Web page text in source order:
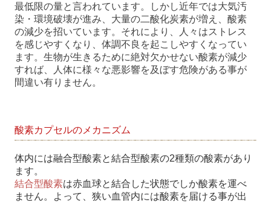
最低限の量と言われています。しかし近年では大気汚
染・環境破壊が進み、大量の二酸化炭素が増え、酸素
の減少を招いています。それにより、人々はストレス
を感じやすくなり、体調不良を起こしやすくなってい
ます。生物が生きるために絶対欠かせない酸素が減少
すれば、人体に様々な悪影響を及ぼす危険がある事が
間違い有りません。
酸素カプセルのメカニズム
体内には融合型酸素と結合型酸素の2種類の酸素があり
ます。
結合型酸素は赤血球と結合した状態でしか酸素を運べ
ません。よって、狭い血管内には酸素を届ける事が出